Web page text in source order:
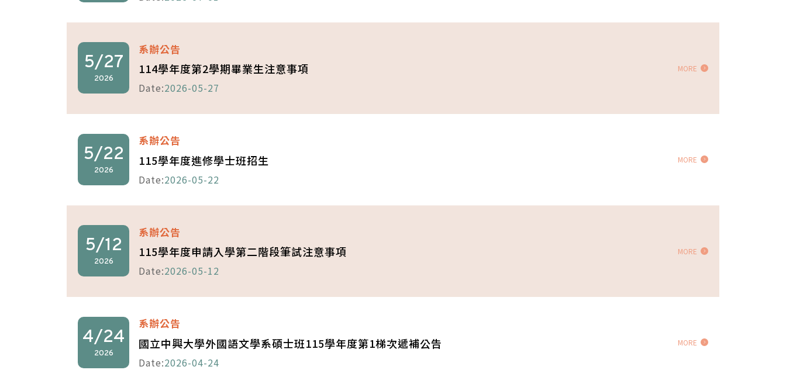
5/27
2026
系辦公告
114學年度第2學期畢業生注意事項
Date:2026-05-27
MORE
5/22
2026
系辦公告
115學年度進修學士班招生
Date:2026-05-22
MORE
5/12
2026
系辦公告
115學年度申請入學第二階段筆試注意事項
Date:2026-05-12
MORE
4/24
2026
系辦公告
國立中興大學外國語文學系碩士班115學年度第1梯次遞補公告
Date:2026-04-24
MORE